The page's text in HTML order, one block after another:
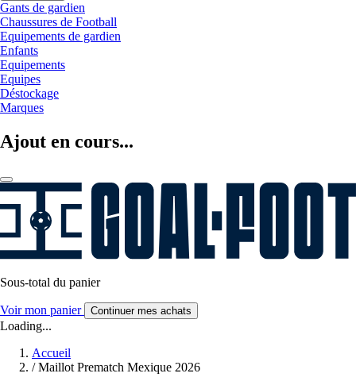
Gants de gardien
Chaussures de Football
Equipements de gardien
Enfants
Equipements
Equipes
Déstockage
Marques
Ajout en cours...
Sous-total du panier
Voir mon panier Continuer mes achats
Loading...
Accueil
/ Maillot Prematch Mexique 2026